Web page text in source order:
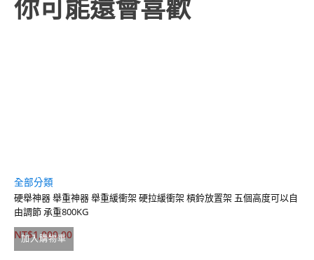
你可能還會喜歡
加入購物車
全部分類
硬舉神器 舉重神器 舉重緩衝架 硬拉緩衝架 槓鈴放置架 五個高度可以自
由調節 承重800KG
NT$1,000.00